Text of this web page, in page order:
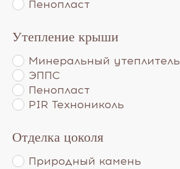
Пенопласт
Утепление крыши
Минеральный утеплитель
ЭППС
Пенопласт
PIR Технониколь
Отделка цоколя
Природный камень